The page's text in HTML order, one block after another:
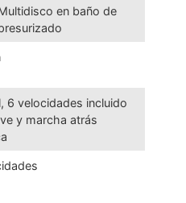
en baño de
6 velocidades incluido
y marcha atrás